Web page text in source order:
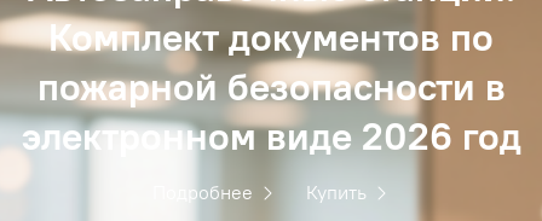
Комплект документов по
пожарной безопасности в
электронном виде 2026 год
Подробнее Купить